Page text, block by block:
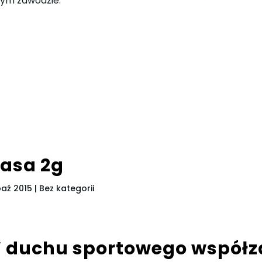
2g
2015 | Bez kategorii
duchu sportowego